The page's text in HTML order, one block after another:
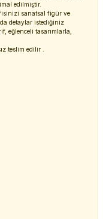
edilmiştir.
sanatsal figür ve
detaylar istediğiniz
eğlenceli tasarımlarla,
teslim edilir .